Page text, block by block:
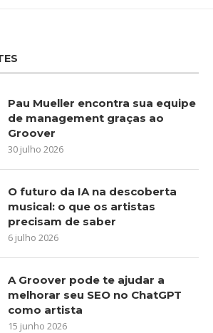
Pau Mueller encontra sua equipe
de management graças ao
Groover
30 julho 2026
O futuro da IA na descoberta
musical: o que os artistas
precisam de saber
6 julho 2026
A Groover pode te ajudar a
melhorar seu SEO no ChatGPT
como artista
15 junho 2026